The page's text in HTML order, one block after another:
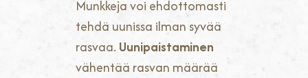
Munkkeja voi ehdottomasti
tehdä uunissa ilman syvää
rasvaa. Uunipaistaminen
vähentää rasvan määrää